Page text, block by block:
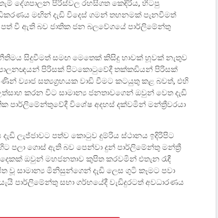
දේශපාලන පිරිස්වල රහසිගත කෙඳිරිය, හිටපු
මඟින් දැඩි විදෙස් ගමන් තහනමක් පැනවීමත්
වී ඇති බව ජාතික ජන බලවේගයේ පාර්ලිමේන්තු
සිදුවීමත් සමඟ මෙතෙක් කිසිදු හාවක් හූවක් නැතුව
පිරිසක් පිටකොටුවේදී තක්කඩියන් පිරිසක්
ව්‍යාජ සත්‍යග්‍රහයක වාඩි වීමට කටයුතු කළ බවත්, එහි
කරන විට සාමාන්‍ය ජනතාවගෙන් ඔවුන් වෙත දැඩි
පාර්ලිමේන්තුවේදී විශේෂ අදහස් දක්වමින් මන්ත්‍රීවරයා
ලැජ්ජාවට පත්ව කොටුව දුම්රිය ස්ථානය ඉදිරිපිට
පලා ගොස් ඇති බව පෙන්වා දුන් පාර්ලිමේන්තු මන්ත්‍රී
ඔවුන් මහජනතාව කුපිත කරවමින් එතැන රැඳී
සාමාන්‍ය මිනිසුන්ගෙන් දැඩි ලෙස ගුටි කෑමට පවා
පාර්ලිමේන්තු සභා ගර්භයේදී වැඩිදුරටත් අවධාරණය